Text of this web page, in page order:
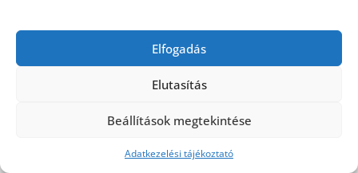
Elfogadás
Elutasítás
Beállítások megtekintése
Adatkezelési tájékoztató